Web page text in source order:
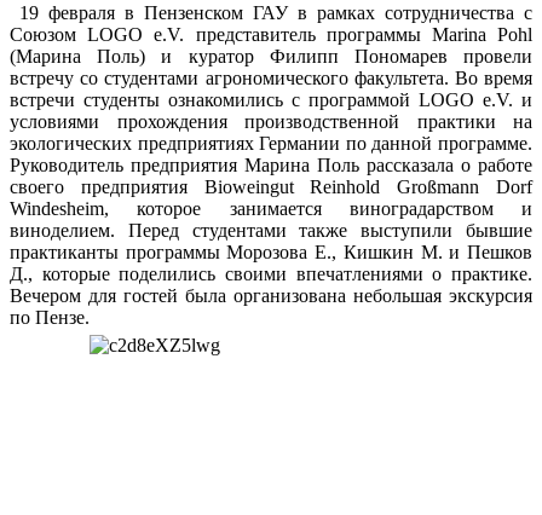
19 февраля в Пензенском ГАУ в рамках сотрудничества с
Союзом LOGO e.V. представитель программы Marina Pohl
(Марина Поль) и куратор Филипп Пономарев провели
встречу со студентами агрономического факультета. Во время
встречи студенты ознакомились с программой LOGO e.V. и
условиями прохождения производственной практики на
экологических предприятиях Германии по данной программе.
Руководитель предприятия Марина Поль рассказала о работе
своего предприятия Bioweingut Reinhold Großmann Dorf
Windesheim, которое занимается виноградарством и
виноделием. Перед студентами также выступили бывшие
практиканты программы Морозова Е., Кишкин М. и Пешков
Д., которые поделились своими впечатлениями о практике.
Вечером для гостей была организована небольшая экскурсия
по Пензе.